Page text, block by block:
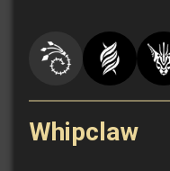
Whipclaw